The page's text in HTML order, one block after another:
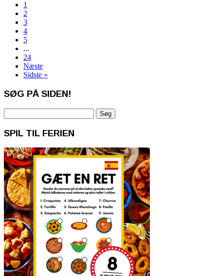
1
2
3
4
5
...
24
Næste
Sidste »
SØG PÅ SIDEN!
efter:
SPIL TIL FERIEN